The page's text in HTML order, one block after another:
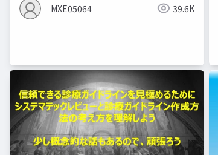
MXE05064 39.6K